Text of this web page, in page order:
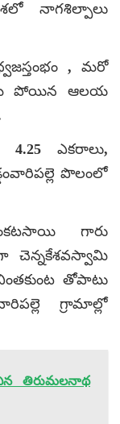
నాగశిల్పాలు
, మరో
పోయిన ఆలయ
ఎకరాలు,
పొలంలో
గారు
చెన్నకేశవస్వామి
తోపాటు
గ్రామాల్లో
తిరుమలనాథ